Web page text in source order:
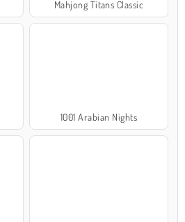
Mahjong Titans Classic
1001 Arabian Nights